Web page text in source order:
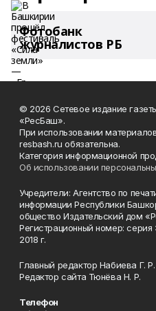
Фотобанк
журналистов РБ
© 2026 Сетевое издание
«РесБаш».
При использовании
resbash.ru обязательна.
Категория информационной
Об использовании
Учредители: Агентство по
информации Республики
общество Издательский дом
Регистрационный номер:
2018 г.
Главный редактор Набиева Г. Р.
Редактор сайта Тюнёва Н. Р.
Телефон